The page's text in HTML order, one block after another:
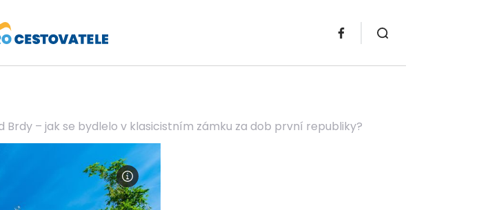
Brdy – jak se bydlelo v klasicistním zámku za dob první republiky?